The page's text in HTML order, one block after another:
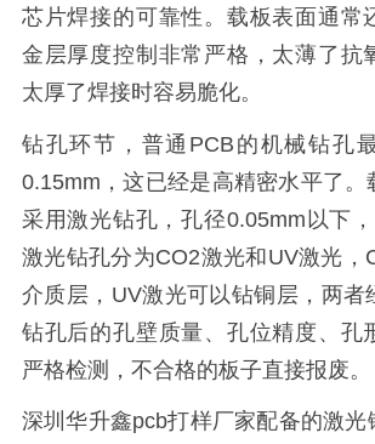
芯片焊接的可靠性。载板表面通常
金层厚度控制非常严格，太薄了抗
太厚了焊接时容易脆化。
钻孔环节，普通PCB的机械钻孔
0.15mm，这已经是高精密水平了。
采用激光钻孔，孔径0.05mm以下，
激光钻孔分为CO2激光和UV激光，
介质层，UV激光可以钻铜层，两者
钻孔后的孔壁质量、孔位精度、孔
严格检测，不合格的板子直接报废。
深圳华升鑫pcb打样厂家配备的激光